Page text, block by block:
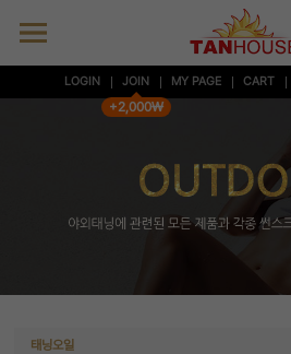
LOGIN JOIN
+2,000₩
MY PAGE CART
태닝오일